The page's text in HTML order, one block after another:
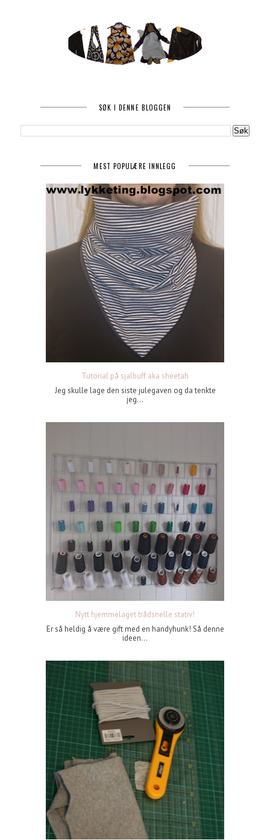
SØK I DENNE BLOGGEN
MEST POPULÆRE INNLEGG
Tutorial på sjalbuff aka sheetah
Jeg skulle lage den siste julegaven og da tenkte
jeg...
Nytt hjemmelaget trådsnelle stativ!
Er så heldig å være gift med en handyhunk! Så denne
ideen...